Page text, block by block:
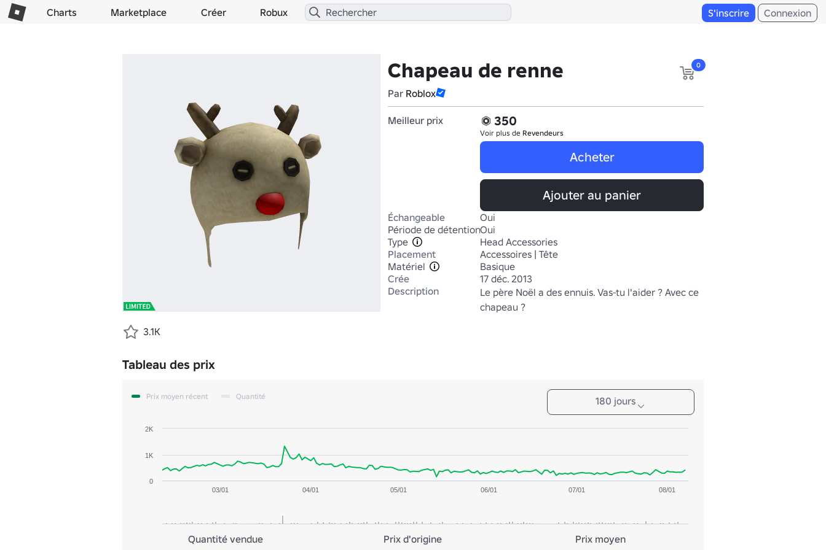
Charts Marketplace Créer Robux S'inscrire Connexion
Chapeau de renne
Par Roblox
0
Meilleur prix 350
Voir plus de Revendeurs
Acheter
Ajouter au panier
Échangeable
Oui
Période de détentionOui
Type
Head Accessories
Placement
Accessoires | Tête
Matériel
Basique
Crée
17 déc. 2013
Description
Le père Noël a des ennuis. Vas-tu l'aider ? Avec ce
chapeau ?
3.1K
Tableau des prix
180 jours
Prix moyen récent Quantité
03/01 04/01 05/01 06/01 07/01 08/01
0
1K
2K
Quantité vendue Prix d'origine Prix moyen